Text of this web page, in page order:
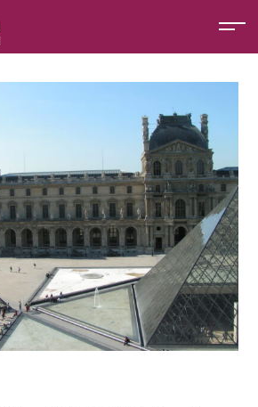
術館 ガラスのピラミッド お掃除は？